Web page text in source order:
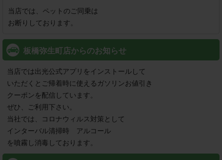
当店では、ペットのご同乗は
お断りしております。
板橋弥生町店からのお知らせ
当店では出光公式アプリをインストールして
いただくとご帰着時に使えるガソリンお値引き
クーポンを配信しています。
ぜひ、ご利用下さい。
当社では、コロナウィルス対策として
インターバル清掃時　アルコール
を噴霧し消毒しております。